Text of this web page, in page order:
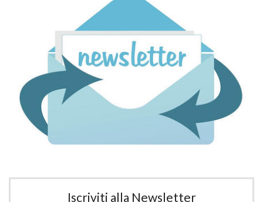
Iscriviti alla Newsletter